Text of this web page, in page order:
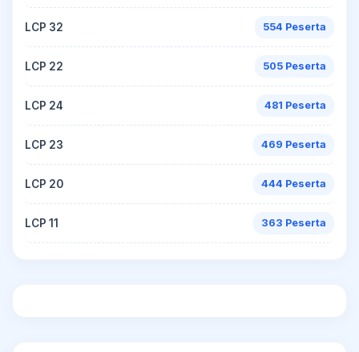
LCP 32 554 Peserta
LCP 22 505 Peserta
LCP 24 481 Peserta
LCP 23 469 Peserta
LCP 20 444 Peserta
LCP 11 363 Peserta